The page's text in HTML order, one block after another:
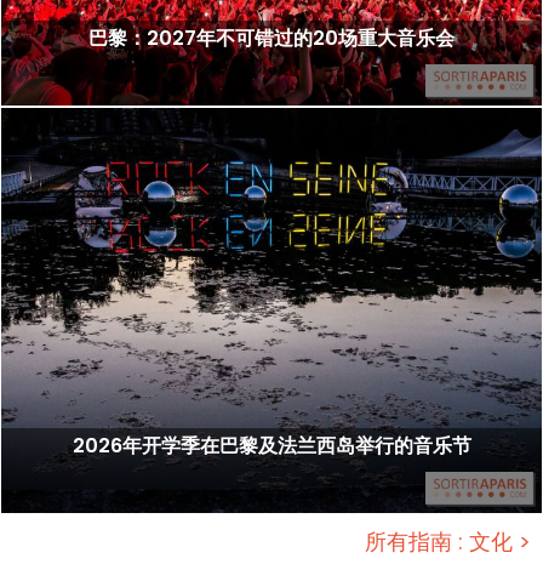
巴黎：2027年不可错过的20场重大音乐会
2026年开学季在巴黎及法兰西岛举行的音乐节
所有指南 : 文化 >